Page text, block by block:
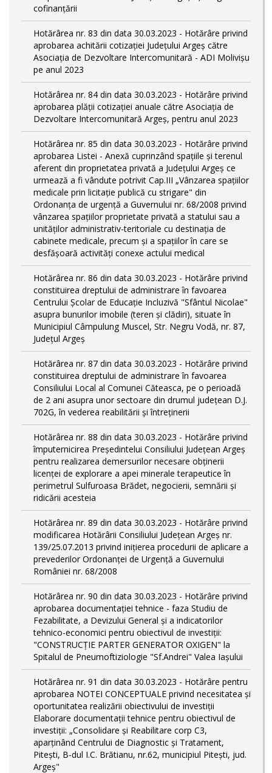
cofinanțării
Hotărârea nr. 83 din data 30.03.2023 - Hotărâre privind
aprobarea achitării cotizației Județului Argeș către
Asociația de Dezvoltare Intercomunitară - ADI Molivișu
pe anul 2023
Hotărârea nr. 84 din data 30.03.2023 - Hotărâre privind
aprobarea plății cotizației anuale către Asociația de
Dezvoltare Intercomunitară Argeș, pentru anul 2023
Hotărârea nr. 85 din data 30.03.2023 - Hotărâre privind
aprobarea Listei - Anexă cuprinzând spaţiile şi terenul
aferent din proprietatea privată a Judeţului Argeş ce
urmează a fi vândute potrivit Cap.III „Vânzarea spaţiilor
medicale prin licitaţie publică cu strigare" din
Ordonanța de urgență a Guvernului nr. 68/2008 privind
vânzarea spațiilor proprietate privată a statului sau a
unităților administrativ-teritoriale cu destinația de
cabinete medicale, precum și a spațiilor în care se
desfășoară activități conexe actului medical
Hotărârea nr. 86 din data 30.03.2023 - Hotărâre privind
constituirea dreptului de administrare în favoarea
Centrului Școlar de Educație Incluzivă "Sfântul Nicolae"
asupra bunurilor imobile (teren și clădiri), situate în
Municipiul Câmpulung Muscel, Str. Negru Vodă, nr. 87,
Județul Argeș
Hotărârea nr. 87 din data 30.03.2023 - Hotărâre privind
constituirea dreptului de administrare în favoarea
Consiliului Local al Comunei Căteasca, pe o perioadă
de 2 ani asupra unor sectoare din drumul județean D.J.
702G, în vederea reabilitării și întreținerii
Hotărârea nr. 88 din data 30.03.2023 - Hotărâre privind
împuternicirea Președintelui Consiliului Județean Argeș
pentru realizarea demersurilor necesare obținerii
licenței de explorare a apei minerale terapeutice în
perimetrul Sulfuroasa Brădet, negocierii, semnării și
ridicării acesteia
Hotărârea nr. 89 din data 30.03.2023 - Hotărâre privind
modificarea Hotărârii Consiliului Județean Argeș nr.
139/25.07.2013 privind inițierea procedurii de aplicare a
prevederilor Ordonanței de Urgență a Guvernului
României nr. 68/2008
Hotărârea nr. 90 din data 30.03.2023 - Hotărâre privind
aprobarea documentației tehnice - faza Studiu de
Fezabilitate, a Devizului General și a indicatorilor
tehnico-economici pentru obiectivul de investiții:
"CONSTRUCȚIE PARTER GENERATOR OXIGEN" la
Spitalul de Pneumoftiziologie "Sf.Andrei" Valea Iașului
Hotărârea nr. 91 din data 30.03.2023 - Hotărâre pentru
aprobarea NOTEI CONCEPTUALE privind necesitatea și
oportunitatea realizării obiectivului de investiții
Elaborare documentații tehnice pentru obiectivul de
investiţii: „Consolidare și Reabilitare corp C3,
aparținând Centrului de Diagnostic și Tratament,
Pitești, B-dul I.C. Brătianu, nr.62, municipiul Pitești, jud.
Argeș"